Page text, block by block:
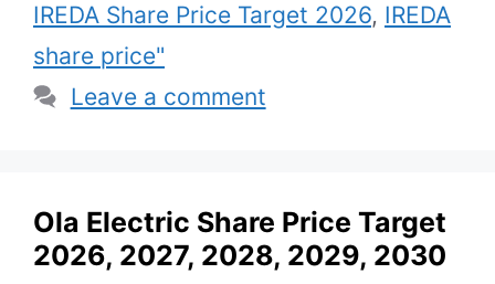
IREDA Share Price Target 2026, IREDA
share price"
Leave a comment
Ola Electric Share Price Target
2026, 2027, 2028, 2029, 2030